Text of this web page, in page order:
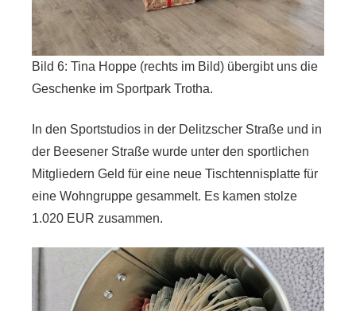
Bild 6: Tina Hoppe (rechts im Bild) übergibt uns die
Geschenke im Sportpark Trotha.
In den Sportstudios in der Delitzscher Straße und in
der Beesener Straße wurde unter den sportlichen
Mitgliedern Geld für eine neue Tischtennisplatte für
eine Wohngruppe gesammelt. Es kamen stolze
1.020 EUR zusammen.